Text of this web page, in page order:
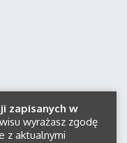
zapisanych w
wyrażasz zgodę
z aktualnymi